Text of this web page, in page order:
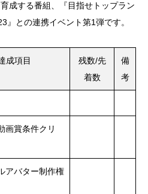
成する番組、『目指せトップラン
』との連携イベント第1弾です。
成項目
残数/先
着数
備
考
画賞条件クリ
アバター制作権